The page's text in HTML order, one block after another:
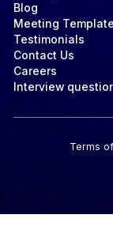
Blog
Meeting
Testimonials
Contact Us
Careers
Interview
Terms